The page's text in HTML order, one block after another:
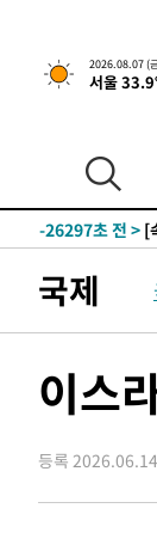
2026.08.07 (
서울
-11676초 전 >[
-28590초 전 >
-27784초 전 >
-26297초 전 > [
압수수색
-25933초 전 >
-25729초 전 >[
-25683초 전 >[
태
-22146초 전 >
-17110초 전 >
국제
이스
등록